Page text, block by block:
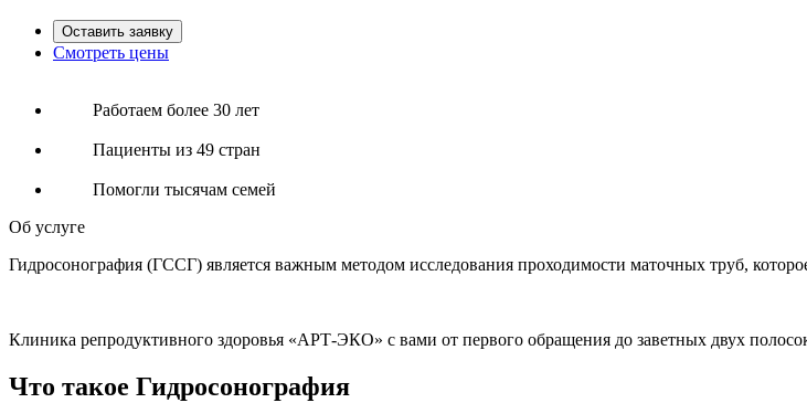
Оставить заявку
Смотреть цены
Работаем более 30 лет
Пациенты из 49 стран
Помогли тысячам семей
Об услуге
Гидросонография (ГССГ) является важным методом исследования проходимости маточных труб,
Клиника репродуктивного здоровья «АРТ-ЭКО» с вами от первого обращения до заветных двух
Что такое Гидросонография